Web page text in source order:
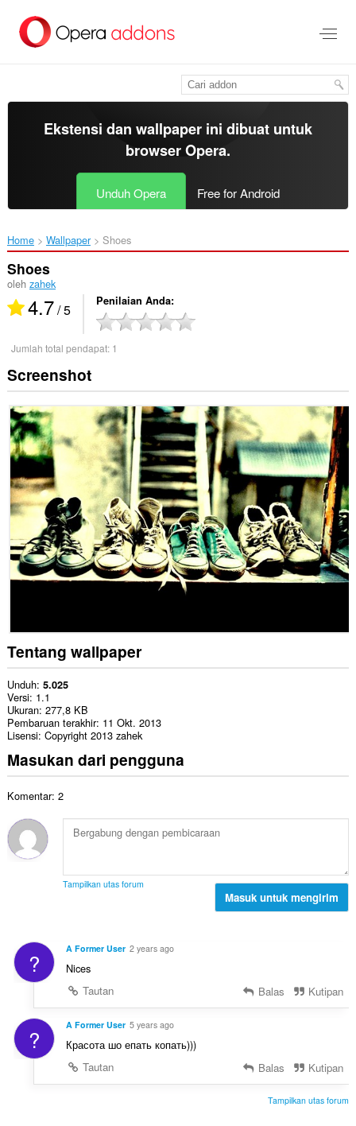
konten
Ekstensi dan wallpaper ini dibuat untuk
browser Opera.
Unduh Opera Free for Android
Home Wallpaper Shoes‎
Shoes
oleh zahek
4.7/ 5 Penilaian Anda
Jumlah total pendapat: 1
Screenshot
Tentang wallpaper
Unduh 5.025
Versi 1.1
Ukuran 277,8 KB
Pembaruan terakhir 11 Okt. 2013
Lisensi Copyright 2013 zahek
Masukan dari pengguna
Komentar: 2
Tampilkan utas forum
Masuk untuk mengirim
? A Former User 2 years ago
Nices
Tautan
Balas Kutipan
? A Former User 5 years ago
Красота шо епать копать)))
Tautan
Balas Kutipan
Tampilkan utas forum